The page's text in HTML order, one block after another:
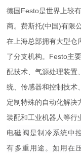
德国Festo是世界上较
商。费斯托(中国)有限
在上海总部拥有大型仓
了分支机构。Festo主
配技术、气源处理装置
统、传感器和控制技术
定制特殊的自动化解决
装配和工业机器人等行
电磁阀是制冷系统中
有多重用途。如用在